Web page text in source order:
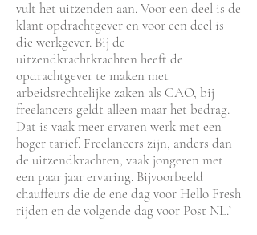
vult het uitzenden aan. Voor een deel is de
klant opdrachtgever en voor een deel is
die werkgever. Bij de
uitzendkrachtkrachten heeft de
opdrachtgever te maken met
arbeidsrechtelijke zaken als CAO, bij
freelancers geldt alleen maar het bedrag.
Dat is vaak meer ervaren werk met een
hoger tarief. Freelancers zijn, anders dan
de uitzendkrachten, vaak jongeren met
een paar jaar ervaring. Bijvoorbeeld
chauffeurs die de ene dag voor Hello Fresh
rijden en de volgende dag voor Post NL.’